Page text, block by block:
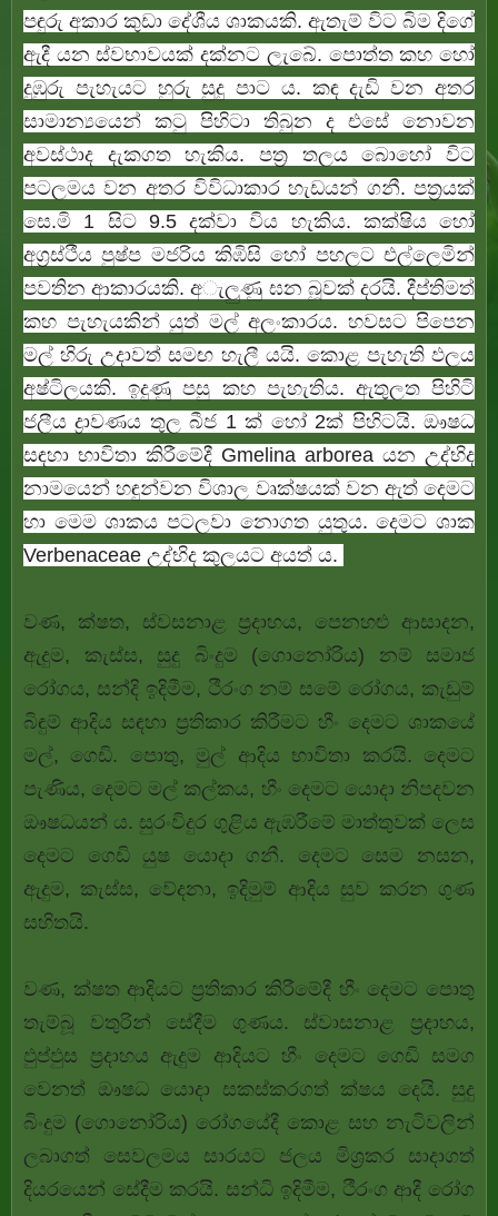
පඳුරු අකාර කුඩා දේශීය ශාකයකි. ඇතැම් විට බිම දිගේ
ඇදී යන ස්වභාවයක් දක්නට ලැබේ. පොත්ත කහ හෝ
දුඹුරු පැහැයට හුරු සුදු පාට ය. කඳ දැඩි වන අතර
සාමාන්‍යයෙන් කටු පිහිටා තිබුන ද එසේ නොවන
අවස්ථාද දැකගත හැකිය. පත්‍ර තලය බොහෝ විට
පටලමය වන අතර විවිධාකාර හැඩයන් ගනී. පත්‍රයක්
සෙ.මි 1 සිට 9.5 දක්වා විය හැකිය. කක්ෂිය හෝ
අග්‍රස්ථීය පුෂ්ප මජරිය කිඹිසි හෝ පහලට එල්ලෙමින්
පවතින ආකාරයකි. අැලුණු ඝන බූවක් දරයි. දීප්තිමත්
කහ පැහැයකින් යුත් මල් අලංකාරය. හවසට පිපෙන
මල් හිරු උදාවත් සමඟ හැලී යයි. කොළ පැහැති ඵලය
අෂ්ටිලයකි. ඉදුණු පසු කහ පැහැතිය. ඇතුලත පිහිටි
ජලීය ද්‍රාවණය තුල බීජ 1 ක් හෝ 2ක් පිහිටයි. ඖෂධ
සඳහා භාවිතා කිරීමේදී Gmelina arborea යන උද්භිද
නාමයෙන් හඳුන්වන විශාල වෘක්ෂයක් වන ඇත් දෙමට
හා මෙම ශාකය පටලවා නොගත යුතුය. දෙමට ශාක
Verbenaceae උද්භිද කුලයට අයත් ය.
වණ, ක්ෂත, ස්වසනාළ ප්‍රදාහය, පෙනහළු ආසාදන,
ඇදුම, කැස්ස, සුදු බිංදුම (ගොනෝරිය) නම් සමාජ
රෝගය, සන්දි ඉදිමීම, ථීරංග නම් සමේ රෝගය, කැඩුම්
බිඳුම් ආදිය සඳහා ප්‍රතිකාර කිරීමට හීං දෙමට ශාකයේ
මල්, ගෙඩි. පොතු, මුල් ආදිය භාවිතා කරයි. දෙමට
පැණිය, දෙමට මල් කල්කය, හීං දෙමට යොදා නිපදවන
ඖෂධයන් ය. සුරංවිදුර ගුළිය ඇඹරීමේ මාත්තුවක් ලෙස
දෙමට ගෙඩි යුෂ යොදා ගනී. දෙමට සෙම නසන,
ඇදුම, කැස්ස, වේදනා, ඉදිමුම් ආදිය සුව කරන ගුණ
සහිතයි.
වණ, ක්ෂත ආදියට ප්‍රතිකාර කිරීමේදී හීං දෙමට පොතු
තැම්බූ වතුරින් සේදීම ගුණය. ස්වාසනාළ ප්‍රදාහය,
ඵුප්ඵුස ප්‍රදාහය ඇදුම ආදියට හීං දෙමට ගෙඩි සමග
වෙනත් ඖෂධ යොදා සකස්කරගත් ක්ෂය දෙයි. සුදු
බිංදුම (ගොනෝරිය) රෝගයේදී කොළ සහ නැටිවලින්
ලබාගත් සෙවලමය සාරයට ජලය මිශ්‍රකර සාදාගත්
දියරයෙන් සේදීම කරයි. සන්ධි ඉදිමීම, ථීරංග ආදී රෝග